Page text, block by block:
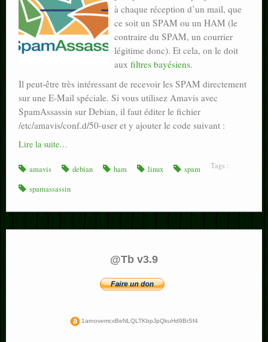
à chaque réception d’un mail, que
ce soit un SPAM ou un HAM (le
contraire du SPAM, un courrier
légitime donc). Et cela, on le doit
aux filtres bayésiens.
Il peut-être très intéressant de recevoir les SPAM directement
sur une E-Mail spéciale. Si vous utilisez Amavis avec
SpamAssassin sur Debian, il faut éditer le fichier
/etc/amavis/conf.d/50-user et y ajouter le code suivant :
Lire la suite…
Tags :
amavis debian ham linux
spam
spamassassin
@Tb v3.9
1arnovemcxBeNLQLTKbpJpQkuHd9BrSf4